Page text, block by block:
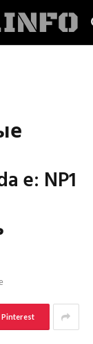
e: NP1
Pinterest